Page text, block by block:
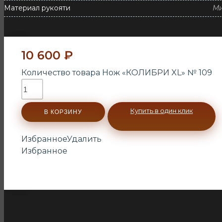
Материал рукояти
10 600 ₽
Количество товара Нож «КОЛИБРИ XL» № 109
В КОРЗИНУ Купить в один клик
ИзбранноеУдалить
Избранное